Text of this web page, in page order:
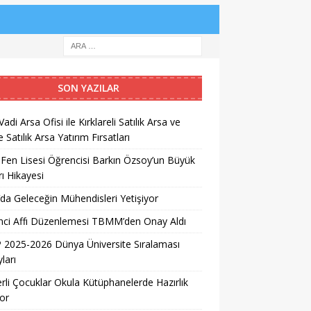
SON YAZILAR
Arsa Ofisi ile Kırklareli Satılık Arsa ve
Satılık Arsa Yatırım Fırsatları
Lisesi Öğrencisi Barkın Özsoy’un Büyük
Hikayesi
Geleceğin Mühendisleri Yetişiyor
Affı Düzenlemesi TBMM’den Onay Aldı
2025-2026 Dünya Üniversite Sıralaması
Çocuklar Okula Kütüphanelerde Hazırlık